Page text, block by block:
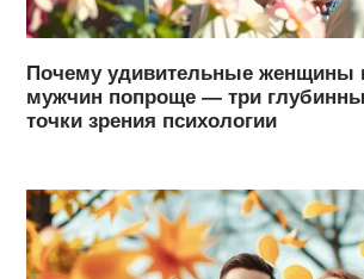
Почему удивительные женщины
мужчин попроще — три
точки зрения психологии